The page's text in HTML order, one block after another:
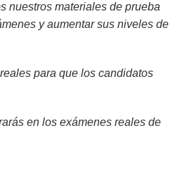
nuestros materiales de prueba
y aumentar sus niveles de
para que los candidatos
en los exámenes reales de